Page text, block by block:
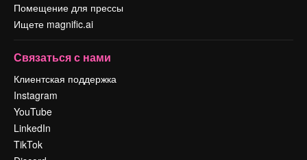
Помещение для прессы
Ищете magnific.ai
Связаться с нами
Клиентская поддержка
Instagram
YouTube
LinkedIn
TikTok